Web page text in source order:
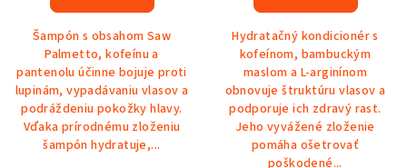
z
5
hviezdičiek.
Šampón s obsahom Saw
Palmetto, kofeínu a
pantenolu účinne bojuje proti
lupinám, vypadávaniu vlasov a
podráždeniu pokožky hlavy.
Vďaka prírodnému zloženiu
šampón hydratuje,...
Hydratačný kondicionér s
kofeínom, bambuckým
maslom a L-arginínom
obnovuje štruktúru vlasov a
podporuje ich zdravý rast.
Jeho vyvážené zloženie
pomáha ošetrovať
poškodené...